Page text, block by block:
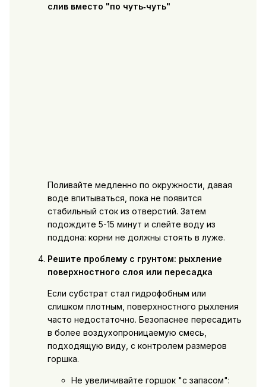
слив вместо "по чуть‑чуть"
Поливайте медленно по окружности, давая
воде впитываться, пока не появится
стабильный сток из отверстий. Затем
подождите 5-15 минут и слейте воду из
поддона: корни не должны стоять в луже.
Решите проблему с грунтом: рыхление
поверхностного слоя или пересадка
Если субстрат стал гидрофобным или
слишком плотным, поверхностного рыхления
часто недостаточно. Безопаснее пересадить
в более воздухопроницаемую смесь,
подходящую виду, с контролем размеров
горшка.
Не увеличивайте горшок "с запасом":